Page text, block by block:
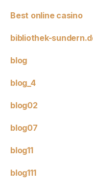
Best online casino
bibliothek-
blog
blog_4
blog02
blog07
blog11
blog111